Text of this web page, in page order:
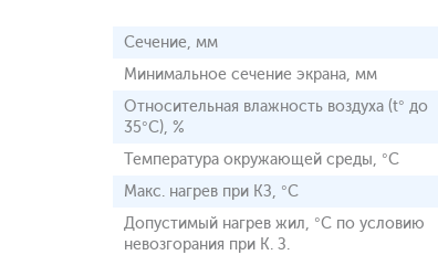
Сечение, мм
Минимальное сечение экрана, мм
Относительная влажность воздуха (t° до
35°С), %
Температура окружающей среды, °С
Макс. нагрев при КЗ, °С
Допустимый нагрев жил, °С по условию
невозгорания при К. З.